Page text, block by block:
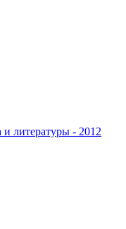
литературы - 2012